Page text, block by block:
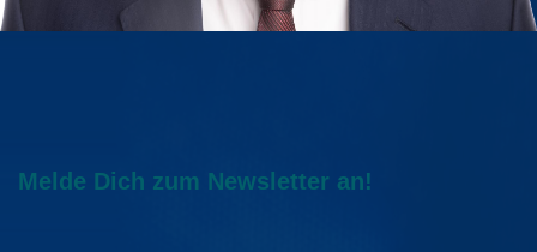
Melde Dich zum Newsletter an!